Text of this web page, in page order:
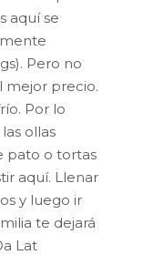
aquí se
Pero no
mejor precio.
Por lo
ollas
pato o tortas
aquí. Llenar
y luego ir
te dejará
Lat